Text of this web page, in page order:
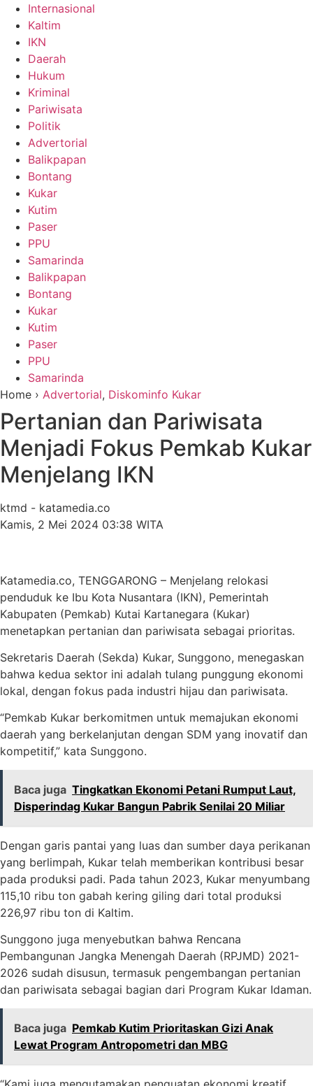
Internasional
Kaltim
IKN
Daerah
Hukum
Kriminal
Pariwisata
Politik
Advertorial
Balikpapan
Bontang
Kukar
Kutim
Paser
PPU
Samarinda
Balikpapan
Bontang
Kukar
Kutim
Paser
PPU
Samarinda
Home › Advertorial, Diskominfo Kukar
Pertanian dan Pariwisata
Menjadi Fokus Pemkab Kukar
Menjelang IKN
ktmd - katamedia.co
Kamis, 2 Mei 2024 03:38 WITA
Katamedia.co, TENGGARONG – Menjelang relokasi
penduduk ke Ibu Kota Nusantara (IKN), Pemerintah
Kabupaten (Pemkab) Kutai Kartanegara (Kukar)
menetapkan pertanian dan pariwisata sebagai prioritas.
Sekretaris Daerah (Sekda) Kukar, Sunggono, menegaskan
bahwa kedua sektor ini adalah tulang punggung ekonomi
lokal, dengan fokus pada industri hijau dan pariwisata.
“Pemkab Kukar berkomitmen untuk memajukan ekonomi
daerah yang berkelanjutan dengan SDM yang inovatif dan
kompetitif,” kata Sunggono.
Baca juga Tingkatkan Ekonomi Petani Rumput Laut,
Disperindag Kukar Bangun Pabrik Senilai 20 Miliar
Dengan garis pantai yang luas dan sumber daya perikanan
yang berlimpah, Kukar telah memberikan kontribusi besar
pada produksi padi. Pada tahun 2023, Kukar menyumbang
115,10 ribu ton gabah kering giling dari total produksi
226,97 ribu ton di Kaltim.
Sunggono juga menyebutkan bahwa Rencana
Pembangunan Jangka Menengah Daerah (RPJMD) 2021-
2026 sudah disusun, termasuk pengembangan pertanian
dan pariwisata sebagai bagian dari Program Kukar Idaman.
Baca juga Pemkab Kutim Prioritaskan Gizi Anak
Lewat Program Antropometri dan MBG